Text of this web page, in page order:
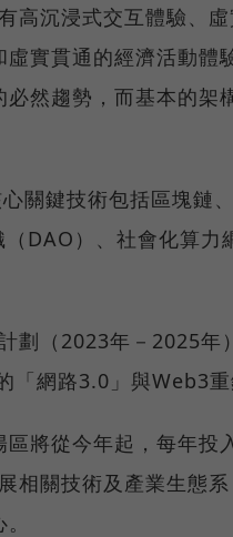
沉浸式交互體驗、虛
實貫通的經濟活動體
然趨勢，而基本的架
關鍵技術包括區塊鏈
DAO）、社會化算力
劃（2023年－2025年
網路3.0」與Web3重
將從今年起，每年投
相關技術及產業生態